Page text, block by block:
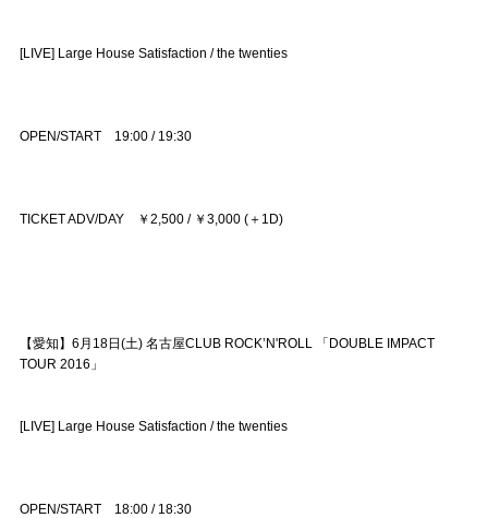
[LIVE] Large House Satisfaction / the twenties
OPEN/START 19:00 / 19:30
TICKET ADV/DAY ￥2,500 / ￥3,000 (＋1D)
【愛知】6月18日(土) 名古屋CLUB ROCK’N'ROLL 「DOUBLE IMPACT
TOUR 2016」
[LIVE] Large House Satisfaction / the twenties
OPEN/START 18:00 / 18:30